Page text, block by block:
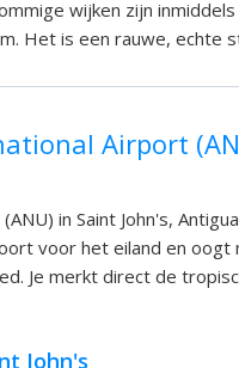
wijken zijn
Het is een rauwe, echte
Airport
in Saint John's,
voor het eiland en
Je merkt direct de
John's